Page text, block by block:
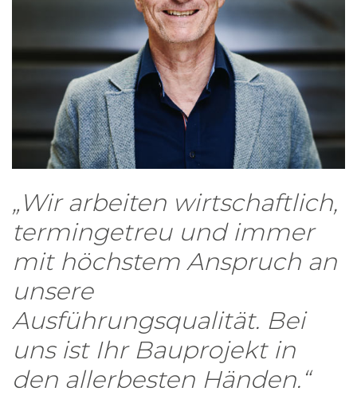
„Wir arbeiten wirtschaftlich,
termingetreu und immer
mit höchstem Anspruch an
unsere
Ausführungsqualität. Bei
uns ist Ihr Bauprojekt in
den allerbesten Händen.“